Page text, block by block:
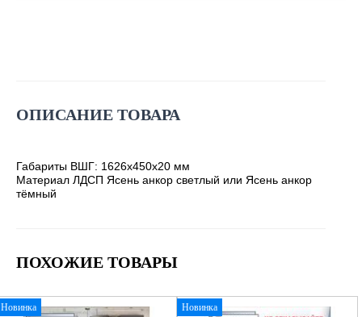
ОПИСАНИЕ ТОВАРА
Габариты ВШГ: 1626х450х20 мм
Материал ЛДСП Ясень анкор светлый или Ясень анкор
тёмный
ПОХОЖИЕ ТОВАРЫ
Новинка Новинка